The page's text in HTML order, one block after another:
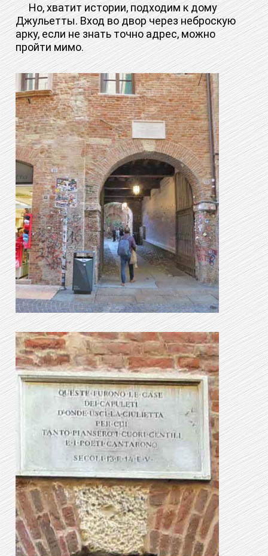
Но, хватит истории, подходим к дому
Джульетты. Вход во двор через неброскую
арку, если не знать точно адрес, можно
пройти мимо.